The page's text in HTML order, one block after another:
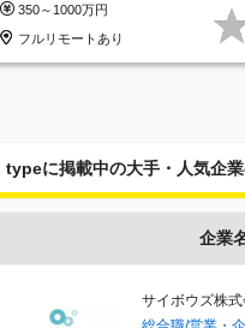
OK
350～1000万円
フルリモートあり
typeに掲載中の大手・人気企業
企業
サイボウズ株式